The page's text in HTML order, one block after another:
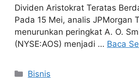
Dividen Aristokrat Teratas
Pada 15 Mei, analis JPMorgan
menurunkan peringkat A. O.
(NYSE:AOS) menjadi … Baca
Kategori
Bisnis